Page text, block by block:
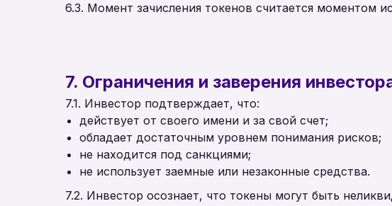
6.3. Момент зачисления токенов считается моментом
7. Ограничения и заверения
7.1. Инвестор подтверждает, что:
действует от своего имени и за свой счет;
обладает достаточным уровнем понимания рисков;
не находится под санкциями;
не использует заемные или незаконные средства.
7.2. Инвестор осознает, что токены могут быть